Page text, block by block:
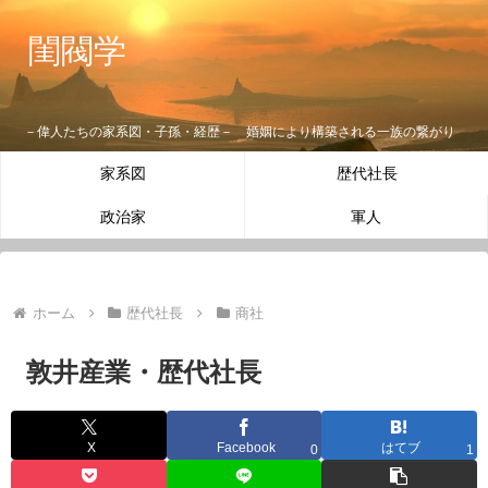
閨閥学
－偉人たちの家系図・子孫・経歴－ 婚姻により構築される一族の繋がり
家系図 歴代社長
政治家 軍人
ホーム 歴代社長 商社
敦井産業・歴代社長
X Facebook 0 はてブ 1